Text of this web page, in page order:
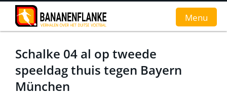
Home
Nieuws
Menu
Schalke 04 al op tweede
speeldag thuis tegen Bayern
München